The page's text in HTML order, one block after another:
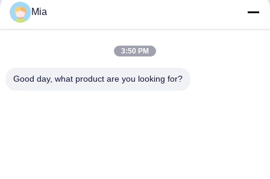
BEXKOM M 시리즈 스크루 잠금 산업용 원
형 커넥터 2~17 핀 IP67 방수 결합기/암페
M5/M8/M9/M12/M14/M16/M23/(7/8)
지금 연락하세요
M16 M23 7/8
Mia
3:50 PM
Good day, what product are you looking for?